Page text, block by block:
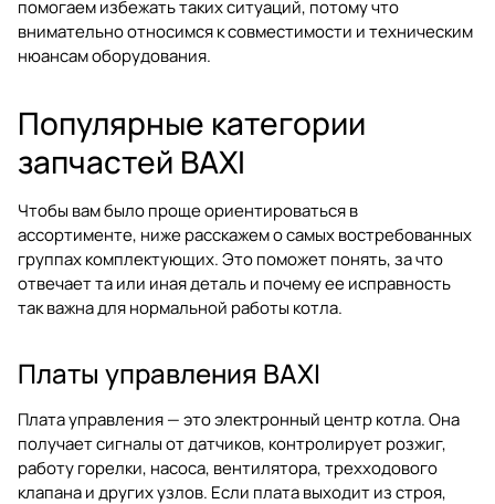
помогаем избежать таких ситуаций, потому что
внимательно относимся к совместимости и техническим
нюансам оборудования.
Популярные категории
запчастей BAXI
Чтобы вам было проще ориентироваться в
ассортименте, ниже расскажем о самых востребованных
группах комплектующих. Это поможет понять, за что
отвечает та или иная деталь и почему ее исправность
так важна для нормальной работы котла.
Платы управления BAXI
Плата управления — это электронный центр котла. Она
получает сигналы от датчиков, контролирует розжиг,
работу горелки, насоса, вентилятора, трехходового
клапана и других узлов. Если плата выходит из строя,